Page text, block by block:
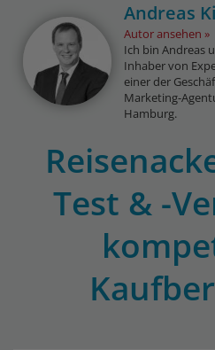
Andreas
Autor ansehen
Ich bin Andreas
Inhaber von
einer der
Marketing-
Hamburg.
Test & -